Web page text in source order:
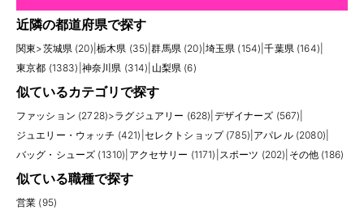
近隣の都道府県で探す
関東>茨城県 (20) 栃木県 (35) |群馬県 (20) 埼玉県 (154) |千葉県 (164)
東京都 (1383) 神奈川県 (314) 山梨県 (6)
似ているカテゴリで探す
ファッション (2728)>ラグジュアリー (628) デザイナーズ (567)
ジュエリー・ウォッチ (421) セレクトショップ (785) アパレル (2080)
バッグ・シューズ (1310) アクセサリー (1171) スポーツ (202) その他 (186)
似ている職種で探す
営業 (95)